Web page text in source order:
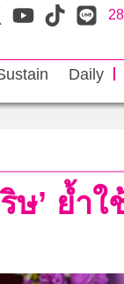
Daily
’ ย้ำใ